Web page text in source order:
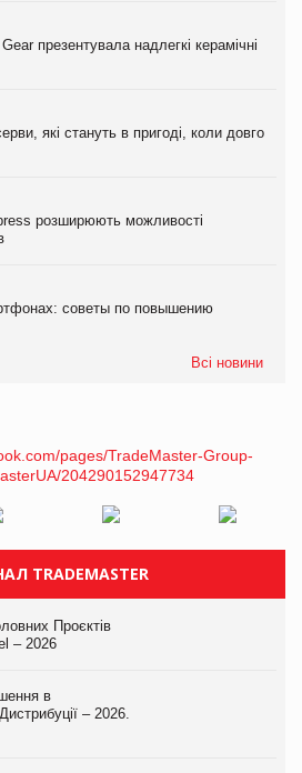
презентувала надлегкі керамічні
які стануть в пригоді, коли довго
розширюють можливості
советы по повышению
Всі новини
TRADEMASTER
Проєктів
– 2026
в
– 2026.